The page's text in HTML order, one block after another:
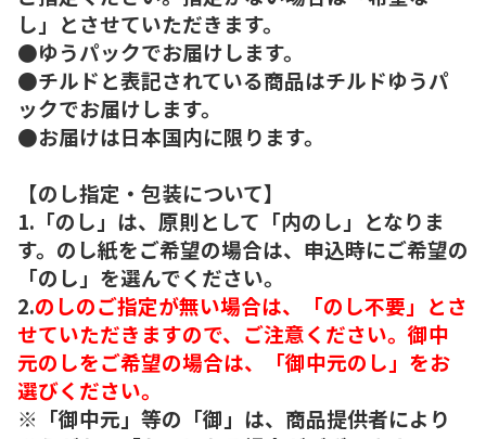
し」とさせていただきます。
●ゆうパックでお届けします。
●チルドと表記されている商品はチルドゆうパ
ックでお届けします。
●お届けは日本国内に限ります。
【のし指定・包装について】
1.「のし」は、原則として「内のし」となりま
す。のし紙をご希望の場合は、申込時にご希望の
「のし」を選んでください。
2.のしのご指定が無い場合は、「のし不要」とさ
せていただきますので、ご注意ください。御中
元のしをご希望の場合は、「御中元のし」をお
選びください。
※「御中元」等の「御」は、商品提供者により